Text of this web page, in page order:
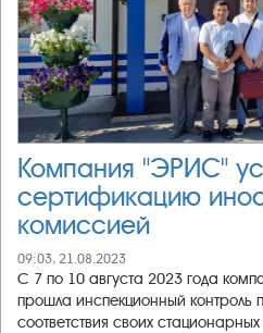
Компания "ЭРИС"
сертификацию
комиссией
09:03, 21.08.2023
С 7 по 10 августа 2023 года
прошла инспекционный контроль
соответствия своих